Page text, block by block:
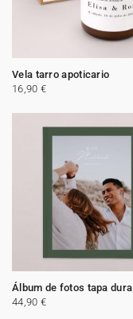
Vela tarro apoticario
16,90 €
Álbum de fotos tapa dura
44,90 €